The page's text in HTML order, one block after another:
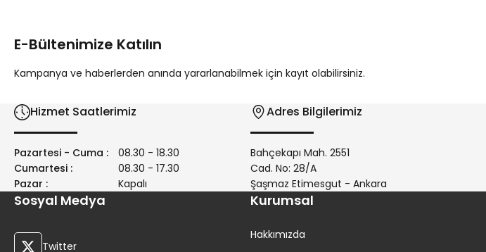
Ürün bilgilerinde hatalar bulunuyor.
E-Bültenimize Katılın
Kampanya ve haberlerden anında yararlanabilmek için kayıt olabilirsiniz.
Hizmet Saatlerimiz
Pazartesi - Cuma :
08.30 - 18.30
Cumartesi :
08.30 - 17.30
Pazar :
Kapalı
Adres Bilgilerimiz
Bahçekapı Mah. 2551
Cad. No: 28/A
Şaşmaz Etimesgut - Ankara
Sosyal Medya
Twitter
Kurumsal
Hakkımızda